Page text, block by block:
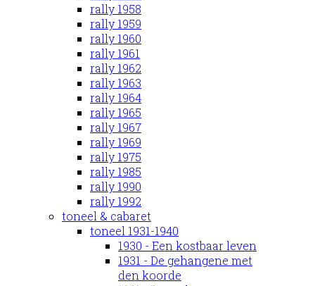
rally 1958
rally 1959
rally 1960
rally 1961
rally 1962
rally 1963
rally 1964
rally 1965
rally 1967
rally 1969
rally 1975
rally 1985
rally 1990
rally 1992
toneel & cabaret
toneel 1931-1940
1930 - Een kostbaar leven
1931 - De gehangene met
den koorde